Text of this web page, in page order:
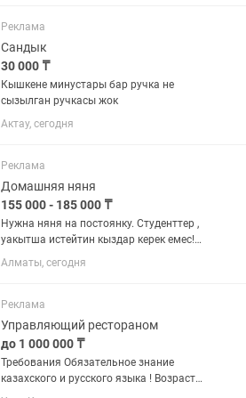
Реклама
Сандык
30 000 ₸
Кышкене минустары бар ручка не
сызылган ручкасы жок
Актау, сегодня
Реклама
Домашняя няня
155 000 - 185 000 ₸
Нужна няня на постоянку. Студенттер ,
уакытша истейтин кыздар керек емес!
Сагат 9:30-22:30 ( 10-15 минутка ерте
кеш келип калатын кездер болады).
жаксы болар еди....
Алматы, сегодня
Реклама
Управляющий рестораном
до 1 000 000 ₸
Требования Обязательное знание
казахского и русского языка ! Возраст
30+ Образование и опыт Высшее или